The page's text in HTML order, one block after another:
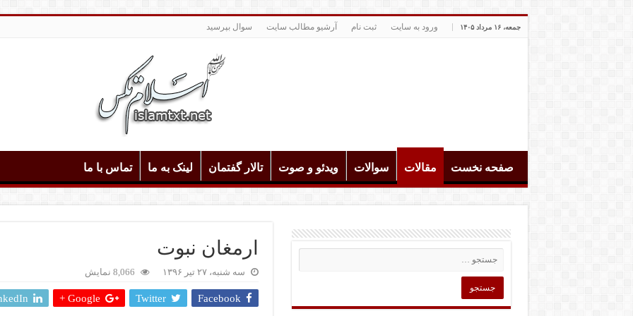
جمعه، ۱۶ مرداد ۱۴۰۵ ورود به سایت ثبت نام آرشیو مطالب سایت سوال بپرسید
صفحه نخست مقالات سوالات ویدئو و صوت تالار گفتمان لینک به ما تماس با ما
ارمغان نبوت
سه شنبه، ۲۷ تیر ۱۳۹۶ 8,066 نمایش
Facebook
Twitter
Google +